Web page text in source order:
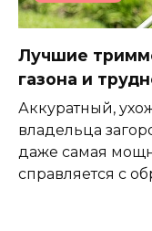
Лучшие
газона и
Аккуратный,
владельца
даже самая
справляется с